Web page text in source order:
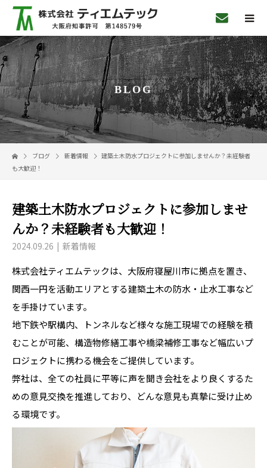
BLOG
ブログ 新着情報
建築土木防水プロジェクトに参加しませんか？未経験者
も大歓迎！
建築土木防水プロジェクトに参加しませ
んか？未経験者も大歓迎！
2024.09.26 新着情報
株式会社ティエムテックは、大阪府寝屋川市に拠点を置き、
関西一円を活動エリアとする建築土木の防水・止水工事など
を手掛けています。
地下鉄や駅構内、トンネルなど様々な施工現場での経験を積
むことが可能、構造物修繕工事や橋梁補修工事など幅広いプ
ロジェクトに携わる機会をご提供しています。
弊社は、全ての社員に平等に声を聞き会社をより良くするた
めの意見交換を推進しており、どんな意見も真摯に受け止め
る環境です。